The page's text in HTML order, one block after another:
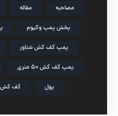
مصاحبه مقاله
پخش پمپ وکیوم
پمپ کف کش شناور
پمپ کف کش ۵۰ متری
پول کف کش ۵۰ متری